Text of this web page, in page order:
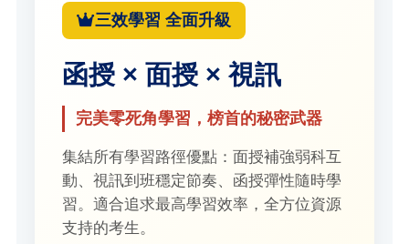
三效學習 全面升級
函授 × 面授 × 視訊
完美零死角學習，榜首的秘密武器
集結所有學習路徑優點：面授補強弱科互
動、視訊到班穩定節奏、函授彈性隨時學
習。適合追求最高學習效率，全方位資源
支持的考生。